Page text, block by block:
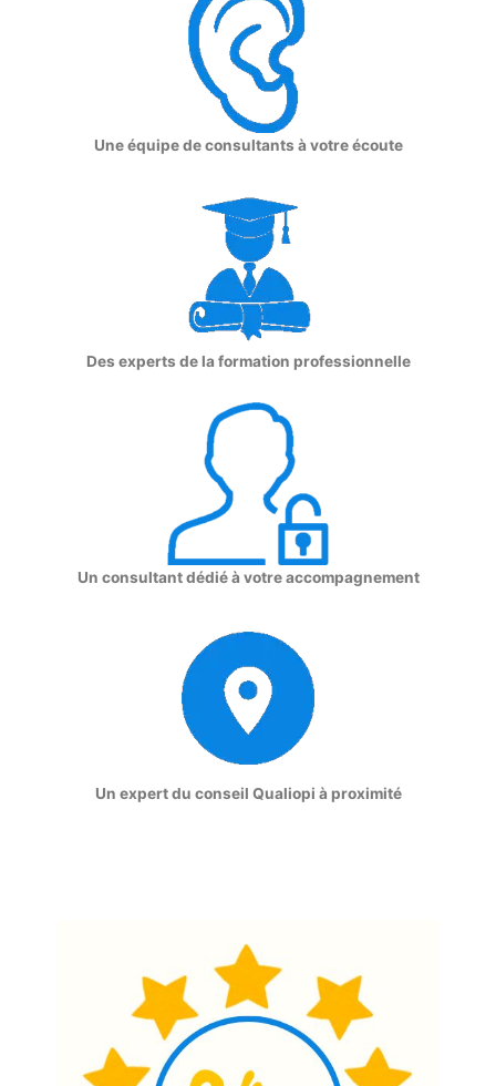
Une équipe de consultants à votre écoute
Des experts de la formation professionnelle
Un consultant dédié à votre accompagnement
Un expert du conseil Qualiopi à proximité